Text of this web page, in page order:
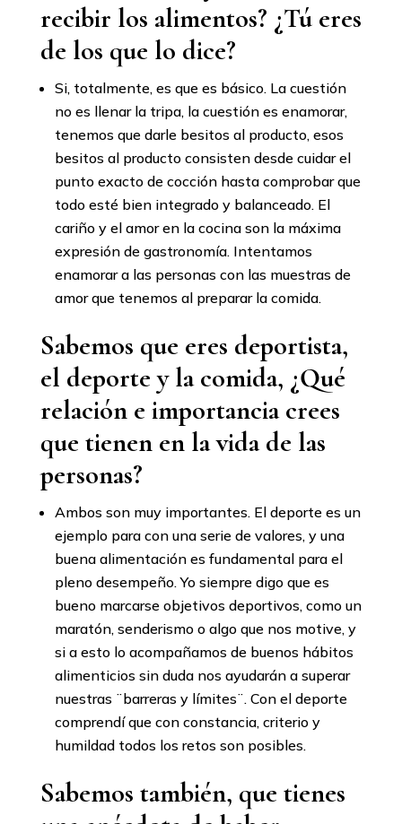
recibir los alimentos? ¿Tú eres
de los que lo dice?
Si, totalmente, es que es básico. La cuestión
no es llenar la tripa, la cuestión es enamorar,
tenemos que darle besitos al producto, esos
besitos al producto consisten desde cuidar el
punto exacto de cocción hasta comprobar que
todo esté bien integrado y balanceado. El
cariño y el amor en la cocina son la máxima
expresión de gastronomía. Intentamos
enamorar a las personas con las muestras de
amor que tenemos al preparar la comida.
Sabemos que eres deportista,
el deporte y la comida, ¿Qué
relación e importancia crees
que tienen en la vida de las
personas?
Ambos son muy importantes. El deporte es un
ejemplo para con una serie de valores, y una
buena alimentación es fundamental para el
pleno desempeño. Yo siempre digo que es
bueno marcarse objetivos deportivos, como un
maratón, senderismo o algo que nos motive, y
si a esto lo acompañamos de buenos hábitos
alimenticios sin duda nos ayudarán a superar
nuestras ¨barreras y límites¨. Con el deporte
comprendí que con constancia, criterio y
humildad todos los retos son posibles.
Sabemos también, que tienes